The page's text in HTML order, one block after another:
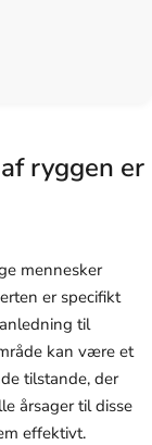
ryggen er
mennesker
er specifikt
til
kan være et
tilstande, der
årsager til disse
effektivt.